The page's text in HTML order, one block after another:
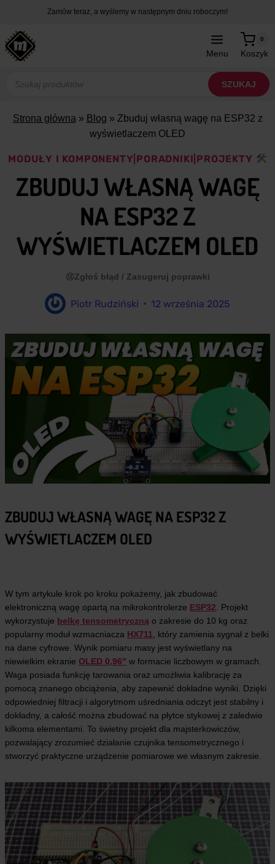
treści
Zamów teraz, a wyślemy w następnym dniu roboczym!
Menu Koszyk
0
produktów
SZUKAJ
Strona główna » Blog » Zbuduj własną wagę na ESP32 z
wyświetlaczem OLED
MODUŁY I KOMPONENTY PORADNIKI PROJEKTY
ZBUDUJ WŁASNĄ WAGĘ
NA ESP32 Z
WYŚWIETLACZEM OLED
Zgłoś błąd / Zasugeruj poprawki
Piotr Rudziński 12 września 2025
ZBUDUJ WŁASNĄ WAGĘ NA ESP32 Z
WYŚWIETLACZEM OLED
W tym artykule krok po kroku pokażemy, jak zbudować
elektroniczną wagę opartą na mikrokontrolerze ESP32 . Projekt
wykorzystuje belkę tensometryczną o zakresie do 10 kg oraz
popularny moduł wzmacniacza HX711 , który zamienia sygnał z belki
na dane cyfrowe. Wynik pomiaru masy jest wyświetlany na
niewielkim ekranie OLED 0,96″ w formacie liczbowym w gramach.
Waga posiada funkcję tarowania oraz umożliwia kalibrację za
pomocą znanego obciążenia, aby zapewnić dokładne wyniki. Dzięki
odpowiedniej filtracji i algorytmom uśredniania odczyt jest stabilny i
dokładny, a całość można zbudować na płytce stykowej z zaledwie
kilkoma elementami. To świetny projekt dla majsterkowiczów,
pozwalający zrozumieć działanie czujnika tensometrycznego i
stworzyć praktyczne urządzenie pomiarowe we własnym zakresie.